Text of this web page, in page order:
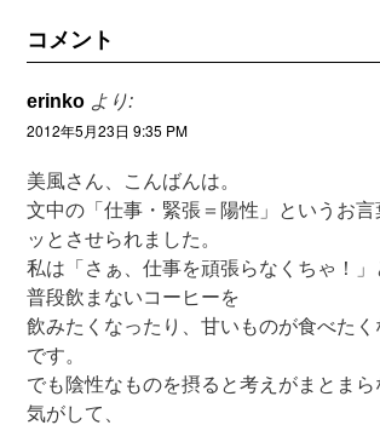
コメント
erinko より:
2012年5月23日 9:35 PM
美風さん、こんばんは。
文中の「仕事・緊張＝陽性」というお
ッとさせられました。
私は「さぁ、仕事を頑張らなくちゃ！」
普段飲まないコーヒーを
飲みたくなったり、甘いものが食べた
です。
でも陰性なものを摂ると考えがまとま
気がして、